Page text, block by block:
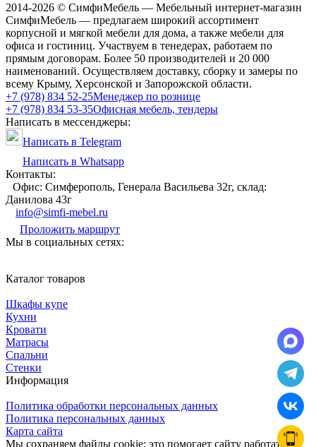
2014-2026 © СимфиМебель — Мебельный интернет-магазин
СимфиМебель — предлагаем широкий ассортимент
корпусной и мягкой мебели для дома, а также мебели для
офиса и гостиниц. Участвуем в тенедерах, работаем по
прямым договорам. Более 50 производителей и 20 000
наименований. Осуществляем доставку, сборку и замеры по
всему Крыму, Херсонской и Запорожской области.
+7 (978) 834 52-25Менеджер по рознице
+7 (978) 834 53-35Офисная мебель, тендеры
Написать в мессенджеры:
Написать в Telegram
Написать в Whatsapp
Контакты:
Офис: Симферополь, Генерала Васильева 32г, склад:
Данилова 43г
info@simfi-mebel.ru
Проложить маршрут
Мы в социальных сетях:
Каталог товаров
Шкафы купе
Кухни
Кровати
Матрасы
Cпальни
Стенки
Информация
Политика обработки персональных данных
Политика персональных данных
Карта сайта
Мы сохраняем файлы cookie: это помогает сайту работать